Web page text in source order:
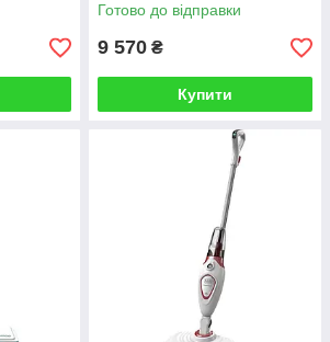
Готово до відправки
9 570 ₴
Купити